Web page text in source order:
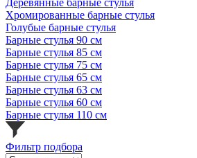
Деревянные барные стулья
Хромированные барные стулья
Голубые барные стулья
Барные стулья 90 см
Барные стулья 85 см
Барные стулья 75 см
Барные стулья 65 см
Барные стулья 63 см
Барные стулья 60 см
Барные стулья 110 см
Фильтр подбора